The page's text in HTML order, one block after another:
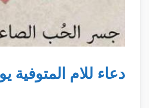
دعاء للام المتوفية